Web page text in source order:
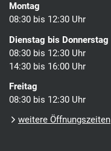
Montag
08:30 bis 12:30 Uhr
Dienstag bis Donnerstag
08:30 bis 12:30 Uhr
14:30 bis 16:00 Uhr
Freitag
08:30 bis 12:30 Uhr
weitere Öffnungszeiten